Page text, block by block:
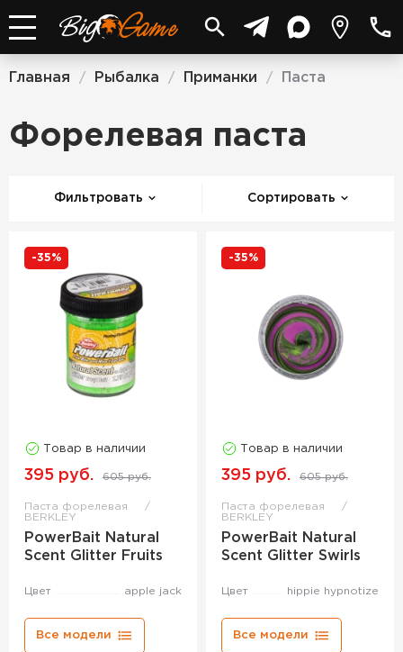
Главная / Рыбалка / Приманки / Паста
Форелевая паста
Фильтровать Сортировать
-35%
Товар в наличии
395 руб. 605 руб.
Паста форелевая
BERKLEY
PowerBait Natural
Scent Glitter Fruits
Цвет apple jack
Все модели
-35%
Товар в наличии
395 руб. 605 руб.
Паста форелевая
BERKLEY
PowerBait Natural
Scent Glitter Swirls
Цвет hippie hypnotize
Все модели